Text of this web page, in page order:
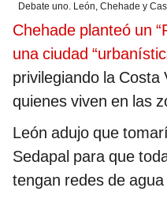
Debate uno. León, Chehade y
Chehade planteó un
una ciudad
privilegiando la Costa
quienes viven en las
León adujo que
Sedapal para que
tengan redes de